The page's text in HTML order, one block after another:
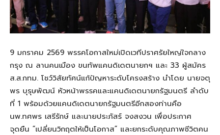
9 มกราคม 2569 พรรคโอกาสใหม่เปิดเวทีปราศรัยใหญ่ใจกลาง
กรุง ณ ลานคนเมือง ขนทัพแคนดิเดตนายกฯ และ 33 ผู้สมัคร
ส.ส.กทม. โชว์วิสัยทัศน์แก้ปัญหาระดับโครงสร้าง นำโดย นายจตุ
พร บุรุษพัฒน์ หัวหน้าพรรคและแคนดิเดตนายกรัฐมนตรี ลำดับ
ที่ 1 พร้อมด้วยแคนดิเดตนายกรัฐมนตรีอีกสองท่านคือ
นพ.ทศพร เสรีรักษ์ และนายประภัสร์ จงสงวน เพื่อประกาศ
จุดยืน “เปลี่ยนวิกฤตให้เป็นโอกาส” และยกระดับคุณภาพชีวิตคน